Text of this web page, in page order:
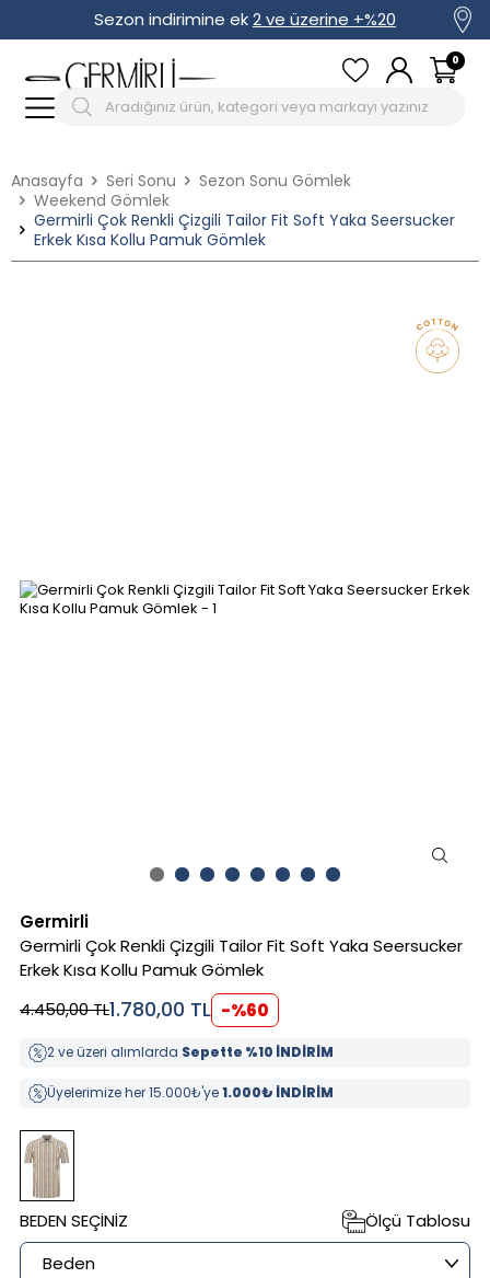
Sezon indirimine ek2 ve üzerine +%20
0
Anasayfa Seri Sonu
Sezon Sonu Gömlek
Weekend Gömlek
Germirli Çok Renkli Çizgili Tailor Fit Soft Yaka Seersucker
Erkek Kısa Kollu Pamuk Gömlek
Germirli
Germirli Çok Renkli Çizgili Tailor Fit Soft Yaka Seersucker
Erkek Kısa Kollu Pamuk Gömlek
4.450,00TL1.780,00 TL -%60
2 ve üzeri alımlarda Sepette %10 İNDİRİM
Üyelerimize her 15.000₺'ye1.000₺ İNDİRİM
BEDEN SEÇINIZ Ölçü Tablosu